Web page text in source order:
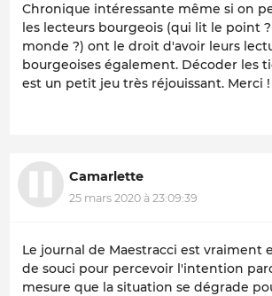
Chronique intéressante même si on
les lecteurs bourgeois (qui lit le point
monde ?) ont le droit d'avoir leurs
bourgeoises également. Décoder les
est un petit jeu très réjouissant. Merci !
Camarlette
25 mars 2020 à 23:09:39
Le journal de Maestracci est vraiment
de souci pour percevoir l'intention
mesure que la situation se dégrade